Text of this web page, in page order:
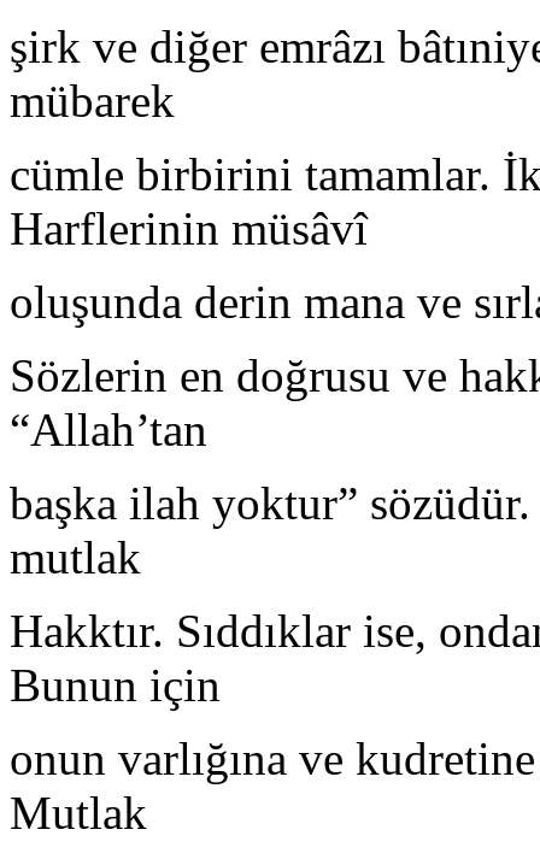
şirk ve diğer emrâzı
mübarek
cümle birbirini tamamlar.
Harflerinin müsâvî
oluşunda derin mana ve
Sözlerin en doğrusu ve
“Allah’tan
başka ilah yoktur”
mutlak
Hakktır. Sıddıklar ise,
Bunun için
onun varlığına ve
Mutlak